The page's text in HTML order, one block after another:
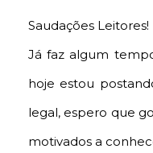
Saudações Leitores!
Já faz algum
hoje estou
legal, espero que
motivados a